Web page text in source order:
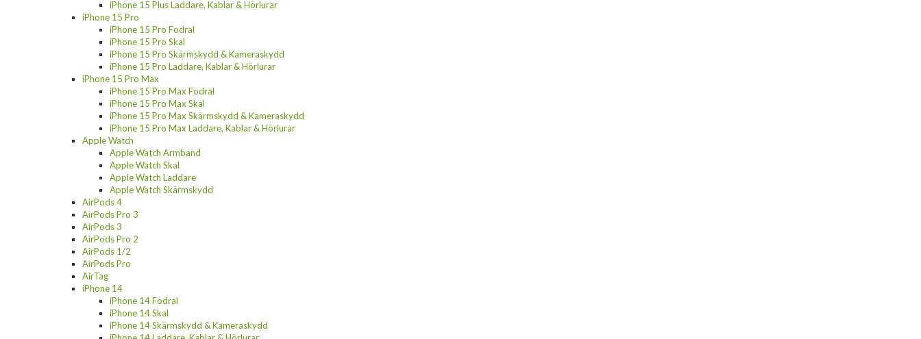
iPhone 15 Plus Laddare, Kablar & Hörlurar
iPhone 15 Pro
iPhone 15 Pro Fodral
iPhone 15 Pro Skal
iPhone 15 Pro Skärmskydd & Kameraskydd
iPhone 15 Pro Laddare, Kablar & Hörlurar
iPhone 15 Pro Max
iPhone 15 Pro Max Fodral
iPhone 15 Pro Max Skal
iPhone 15 Pro Max Skärmskydd & Kameraskydd
iPhone 15 Pro Max Laddare, Kablar & Hörlurar
Apple Watch
Apple Watch Armband
Apple Watch Skal
Apple Watch Laddare
Apple Watch Skärmskydd
AirPods 4
AirPods Pro 3
AirPods 3
AirPods Pro 2
AirPods 1/2
AirPods Pro
AirTag
iPhone 14
iPhone 14 Fodral
iPhone 14 Skal
iPhone 14 Skärmskydd & Kameraskydd